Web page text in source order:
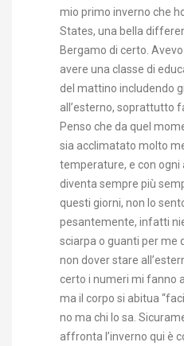
mio primo inverno che
States, una bella
Bergamo di certo.
avere una classe di
del mattino includendo
all’esterno, soprattutto
Penso che da quel
sia acclimatato molto
temperature, e con ogni
diventa sempre più
questi giorni, non lo
pesantemente, infatti
sciarpa o guanti per me
non dover stare
certo i numeri mi fanno
ma il corpo si abitua
no ma chi lo sa.
affronta l’inverno qui è